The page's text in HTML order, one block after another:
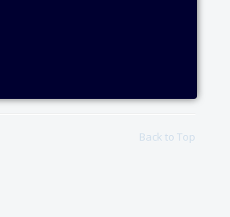
Back to Top